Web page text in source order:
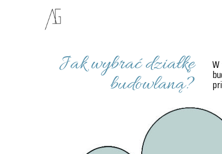
Jak wybrać działkę
budowlaną?